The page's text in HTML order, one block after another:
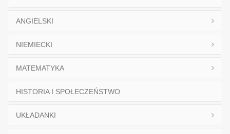
ANGIELSKI
NIEMIECKI
MATEMATYKA
HISTORIA I SPOŁECZEŃSTWO
UKŁADANKI